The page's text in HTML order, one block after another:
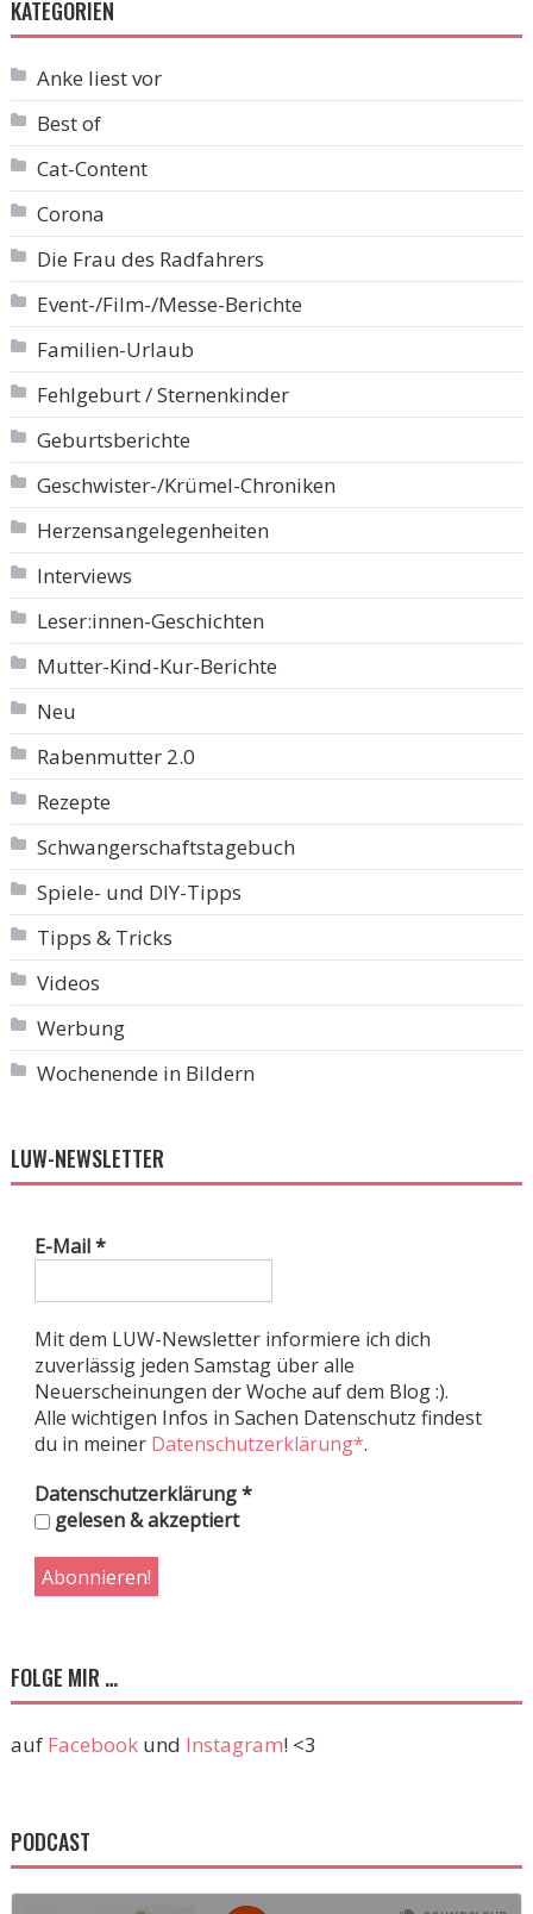
KATEGORIEN
Anke liest vor
Best of
Cat-Content
Corona
Die Frau des Radfahrers
Event-/Film-/Messe-Berichte
Familien-Urlaub
Fehlgeburt / Sternenkinder
Geburtsberichte
Geschwister-/Krümel-Chroniken
Herzensangelegenheiten
Interviews
Leser:innen-Geschichten
Mutter-Kind-Kur-Berichte
Neu
Rabenmutter 2.0
Rezepte
Schwangerschaftstagebuch
Spiele- und DIY-Tipps
Tipps & Tricks
Videos
Werbung
Wochenende in Bildern
LUW-NEWSLETTER
E-Mail*
Mit dem LUW-Newsletter informiere ich dich
zuverlässig jeden Samstag über alle
Neuerscheinungen der Woche auf dem Blog :).
Alle wichtigen Infos in Sachen Datenschutz findest
du in meiner Datenschutzerklärung*.
Datenschutzerklärung*
gelesen & akzeptiert
FOLGE MIR …
auf Facebookund Instagram! <3
PODCAST